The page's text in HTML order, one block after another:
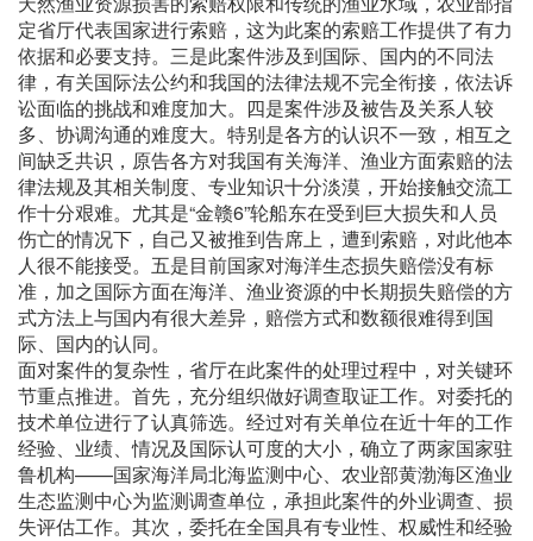
定省厅代表国家进行索赔，这为此案的索赔工作提供了有力
依据和必要支持。三是此案件涉及到国际、国内的不同法
律，有关国际法公约和我国的法律法规不完全衔接，依法诉
讼面临的挑战和难度加大。四是案件涉及被告及关系人较
多、协调沟通的难度大。特别是各方的认识不一致，相互之
间缺乏共识，原告各方对我国有关海洋、渔业方面索赔的法
律法规及其相关制度、专业知识十分淡漠，开始接触交流工
作十分艰难。尤其是“金赣6”轮船东在受到巨大损失和人员
伤亡的情况下，自己又被推到告席上，遭到索赔，对此他本
人很不能接受。五是目前国家对海洋生态损失赔偿没有标
准，加之国际方面在海洋、渔业资源的中长期损失赔偿的方
式方法上与国内有很大差异，赔偿方式和数额很难得到国
际、国内的认同。
面对案件的复杂性，省厅在此案件的处理过程中，对关键环
节重点推进。首先，充分组织做好调查取证工作。对委托的
技术单位进行了认真筛选。经过对有关单位在近十年的工作
经验、业绩、情况及国际认可度的大小，确立了两家国家驻
鲁机构——国家海洋局北海监测中心、农业部黄渤海区渔业
生态监测中心为监测调查单位，承担此案件的外业调查、损
失评估工作。其次，委托在全国具有专业性、权威性和经验